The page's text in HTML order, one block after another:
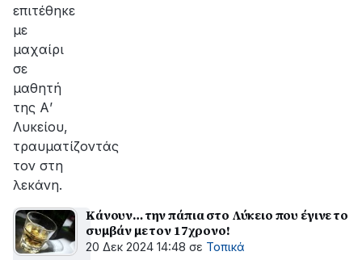
επιτέθηκε
με
μαχαίρι
σε
μαθητή
της Α’
Λυκείου,
τραυματίζοντάς
τον στη
λεκάνη.
Κάνουν… την πάπια στο Λύκειο που έγινε το
συμβάν με τον 17χρονο!
20 Δεκ 2024 14:48 σε Τοπικά